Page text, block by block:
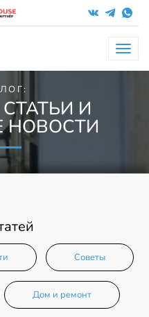
Меню
И
НОВОСТИ
Советы
Дом и ремонт